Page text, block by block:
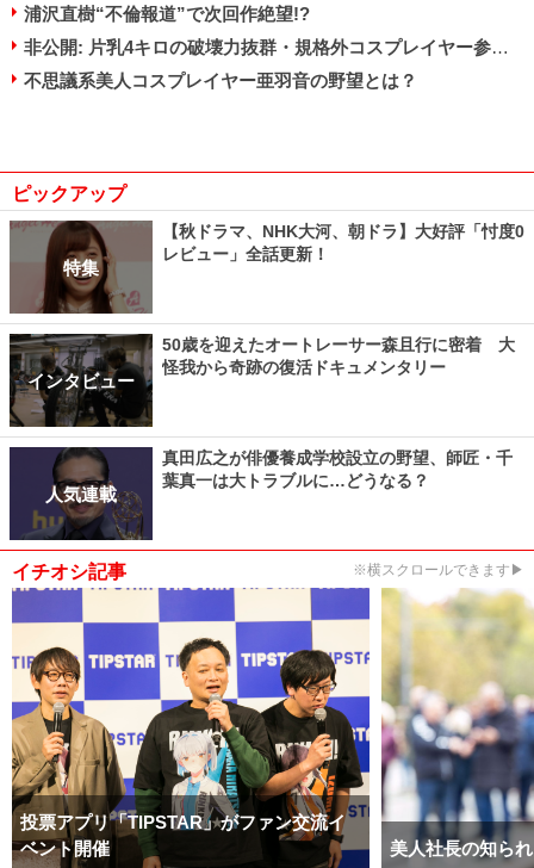
浦沢直樹“不倫報道”で次回作絶望!?
非公開: 片乳4キロの破壊力抜群・規格外コスプレイヤー参上！ ギュッとしたくなる安心感
不思議系美人コスプレイヤー亜羽音の野望とは？
ピックアップ
特集
【秋ドラマ、NHK大河、朝ドラ】大好評「忖度0
レビュー」全話更新！
インタビュー
50歳を迎えたオートレーサー森且行に密着 大
怪我から奇跡の復活ドキュメンタリー
人気連載
真田広之が俳優養成学校設立の野望、師匠・千
葉真一は大トラブルに…どうなる？
イチオシ記事 ※横スクロールできます▶
投票アプリ「TIPSTAR」がファン交流イ
ベント開催
美人社長の知ら